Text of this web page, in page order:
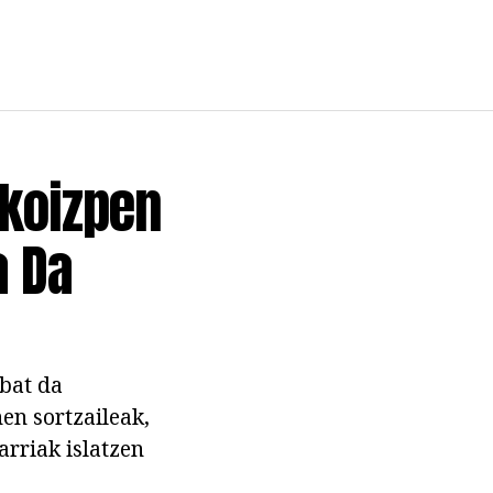
da
sortzaileak,
islatzen